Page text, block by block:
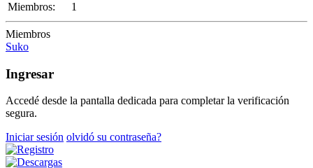
Miembros:
1
Miembros
Suko
Ingresar
Accedé desde la pantalla dedicada para completar la verificación
segura.
Iniciar sesión olvidó su contraseña?